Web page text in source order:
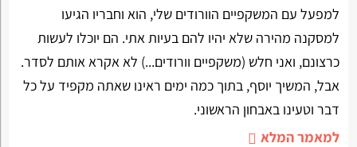
למפעל עם המשקפיים הוורודים שלי, הוא וחבריו הגיעו
למסקנה מהירה שלא יהיו להם בעיות אתי. הם יוכלו לעשות
כרצונם, ואני חלש (משקפיים וורודים...) לא אקרא אותם לסדר.
אבל, המשיך יוסף, בתוך כמה ימים ראינו שאתה מקפיד על כל
דבר וטעינו באבחון הראשוני.
למאמר המלא